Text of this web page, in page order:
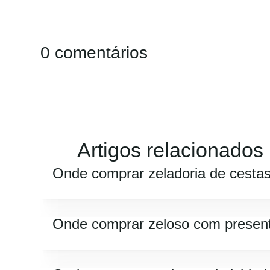
0 comentários
Artigos relacionados
Onde comprar zeladoria de
Onde comprar zeloso com